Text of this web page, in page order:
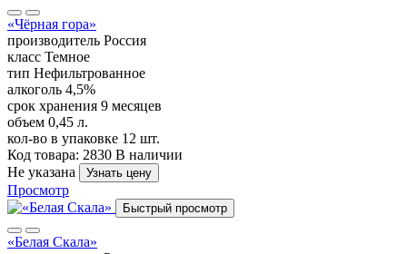
«Чёрная гора»
производитель Россия
класс Темное
тип Нефильтрованное
алкоголь 4,5%
срок хранения 9 месяцев
объем 0,45 л.
кол-во в упаковке 12 шт.
Код товара: 2830 В наличии
Не указана
Узнать цену
Просмотр
Быстрый просмотр
«Белая Скала»